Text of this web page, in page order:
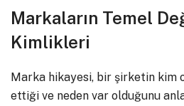
Markaların Temel
Kimlikleri
Marka hikayesi, bir şirketin kim
ettiği ve neden var olduğunu